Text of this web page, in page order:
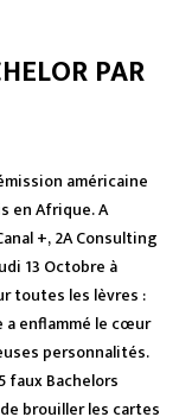
PAR
américaine
en Afrique. A
+, 2A Consulting
13 Octobre à
toutes les lèvres :
a enflammé le cœur
personnalités.
Bachelors
brouiller les cartes